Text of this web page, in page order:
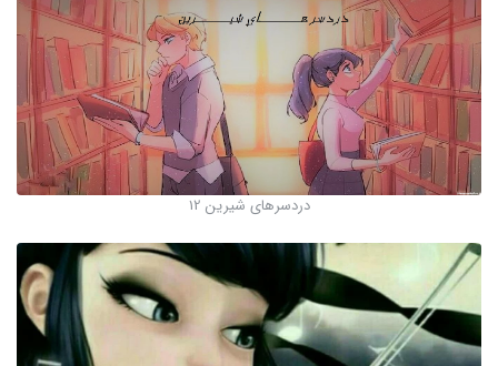
دردسرهای شیرین 12